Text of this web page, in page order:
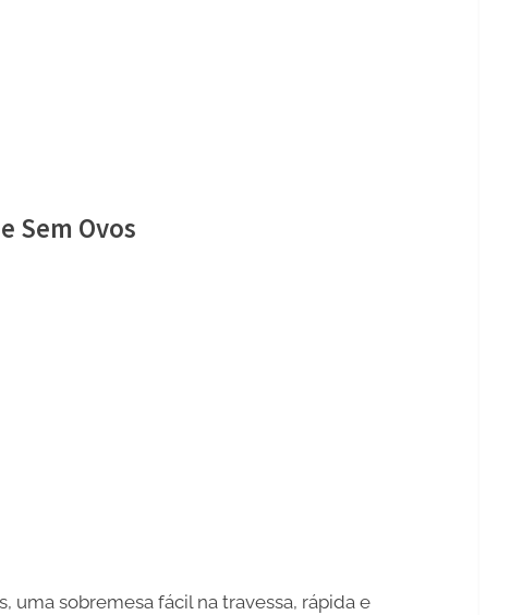
Sem Ovos
uma sobremesa fácil na travessa, rápida e